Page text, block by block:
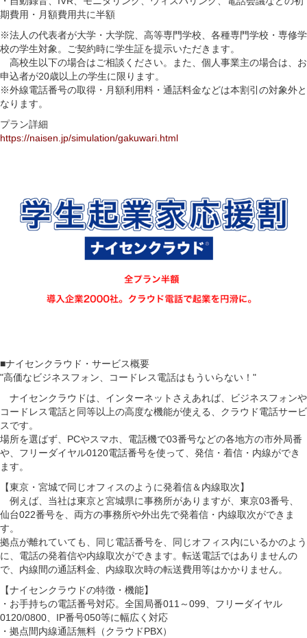
期費用・月額費用共に半額
※法人の代表者が大学・大学院、高等専門学校、各種専門学校・専修学
校の学生対象。ご契約時に学生証を提示いただきます。
高校生以下の場合はご相談ください。また、個人事業主の場合は、お
申込者が20歳以上の学生に限ります。
※外線電話番号の取得・月額利用料・通話料金などは本割引の対象外と
なります。
プラン詳細
https://naisen.jp/simulation/gakuwari.html
■ナイセンクラウド・サービス概要
"高価なビジネスフォン、コードレス電話はもういらない！"
ナイセンクラウドは、インターネットさえあれば、ビジネスフォンや
コードレス電話と同等以上の高度な機能が使える、クラウド電話サービ
スです。
場所を選ばず、PCやスマホ、電話機で03番号などの各地方の市外局番
や、フリーダイヤル0120電話番号を使って、発信・着信・内線ができ
ます。
【東京・宮城で同じオフィスのように発着信＆内線取次】
例えば、当社は東京と宮城県に事務所がありますが、東京03番号、
仙台022番号を、両方の事務所や外出先で発着信・内線取次ができま
す。
拠点が離れていても、同じ電話番号を、同じオフィス内にいるかのよう
に、電話の発着信や内線取次ができます。転送電話ではありませんの
で、内線間の通話料金、内線取次時の転送費用等はかかりません。
【ナイセンクラウドの特徴・機能】
・お手持ちの電話番号対応。全国局番011～099、フリーダイヤル
0120/0800、IP番号050等に幅広く対応
・拠点間内線通話無料（クラウドPBX）